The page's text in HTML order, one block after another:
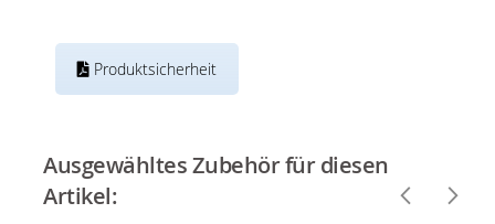
Produktsicherheit
Ausgewähltes Zubehör für diesen
Artikel: